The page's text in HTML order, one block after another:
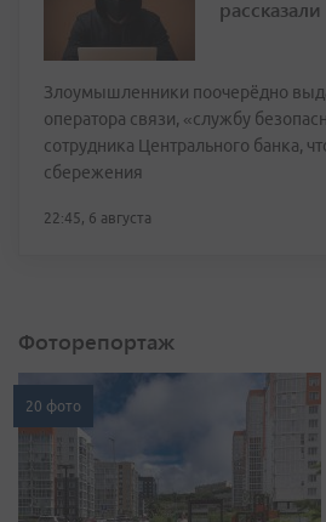
Злоумышленники поочерёдно
оператора связи, «службу
сотрудника Центрального банка,
сбережения
22:45, 6 августа
Фоторепортаж
20 фото